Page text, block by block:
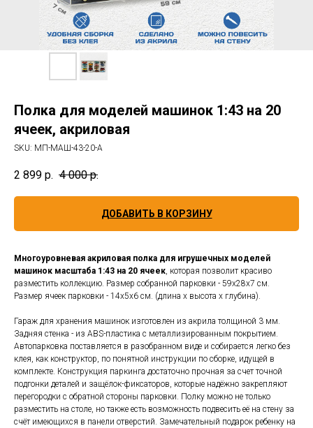
Полка для моделей машинок 1:43 на 20
ячеек, акриловая
SKU: МП-МАШ-43-20-А
2 899 р. 4 000 р.
ДОБАВИТЬ В КОРЗИНУ
Многоуровневая акриловая полка для игрушечных моделей
машинок масштаба 1:43 на 20 ячеек, которая позволит красиво
разместить коллекцию. Размер собранной парковки - 59х28х7 см.
Размер ячеек парковки - 14х5х6 см. (длина х высота х глубина).
Гараж для хранения машинок изготовлен из акрила толщиной 3 мм.
Задняя стенка - из ABS-пластика с металлизированным покрытием.
Автопарковка поставляется в разобранном виде и собирается легко без
клея, как конструктор, по понятной инструкции по сборке, идущей в
комплекте. Конструкция паркинга достаточно прочная за счет точной
подгонки деталей и защёлок-фиксаторов, которые надёжно закрепляют
перегородки с обратной стороны парковки. Полку можно не только
разместить на столе, но также есть возможность подвесить её на стену за
счёт имеющихся в панели отверстий. Замечательный подарок ребенку на